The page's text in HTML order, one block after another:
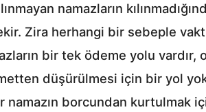
namazların
Zira herhangi bir sebeple
bir tek ödeme yolu vardır,
düşürülmesi için bir yol
namazın borcundan